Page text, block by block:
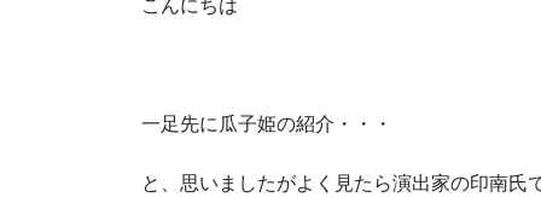
こんにちは
一足先に瓜子姫の紹介・・・
と、思いましたがよく見たら演出家の印南氏